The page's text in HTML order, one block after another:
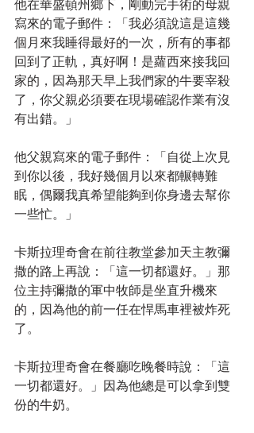
他在華盛頓州鄉下，剛動完手術的母親
寫來的電子郵件：「我必須說這是這幾
個月來我睡得最好的一次，所有的事都
回到了正軌，真好啊！是蘿西來接我回
家的，因為那天早上我們家的牛要宰殺
了，你父親必須要在現場確認作業有沒
有出錯。」
他父親寫來的電子郵件：「自從上次見
到你以後，我好幾個月以來都輾轉難
眠，偶爾我真希望能夠到你身邊去幫你
一些忙。」
卡斯拉理奇會在前往教堂參加天主教彌
撒的路上再說：「這一切都還好。」那
位主持彌撒的軍中牧師是坐直升機來
的，因為他的前一任在悍馬車裡被炸死
了。
卡斯拉理奇會在餐廳吃晚餐時說：「這
一切都還好。」因為他總是可以拿到雙
份的牛奶。